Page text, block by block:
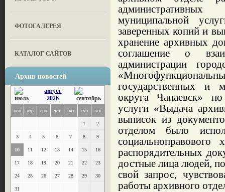
ФОТОГАЛЕРЕЯ
КАТАЛОГ САЙТОВ
Архив новостей
август
2026
пон втр срд чет пят суб вск
1 2
3 4 5 6 7 8 9
10 11 12 13 14 15 16
17 18 19 20 21 22 23
24 25 26 27 28 29 30
31
муниципаль­ной
заверен­ных копий и
хранение архивных
соглашение о
администрации
государствен­ных и
округа Чапаевск»
услуги «Выдача
выписок из
отделом было
распо­рядительных
достные лица людей,
свой запрос,
работы архивного